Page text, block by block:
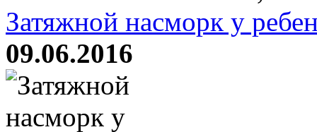
Затяжной насморк у
09.06.2016